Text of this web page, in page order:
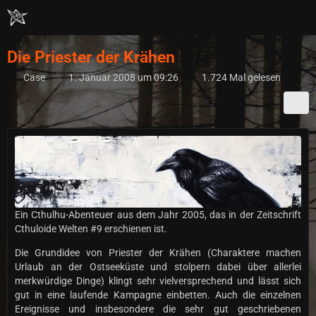
Die Priester der Krähen
Case 1. Januar 2008 um 09:26 1.724 Mal gelesen
Ein Cthulhu-Abenteuer aus dem Jahr 2005, das in der Zeitschrift
Cthuloide Welten #9 erschienen ist.
Die Grundidee von Priester der Krähen (Charaktere machen
Urlaub an der Ostseeküste und stolpern dabei über allerlei
merkwürdige Dinge) klingt sehr vielversprechend und lässt sich
gut in eine laufende Kampagne einbetten. Auch die einzelnen
Ereignisse und insbesondere die sehr gut geschriebenen